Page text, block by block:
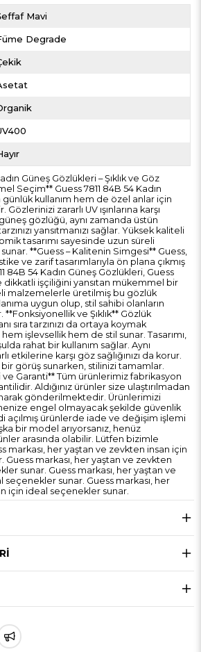
Mavi
Degrade
Güneş Gözlükleri – Şıklık ve Göz
Seçim** Guess 7811 84B 54 Kadın
kullanım hem de özel anlar için
zararlı UV ışınlarına karşı
gözlüğü, aynı zamanda üstün
yansıtmanızı sağlar. Yüksek kaliteli
tasarımı sayesinde uzun süreli
**Guess – Kalitenin Simgesi** Guess,
ve zarif tasarımlarıyla ön plana çıkmış
84B 54 Kadın Güneş Gözlükleri, Guess
dikkatli işçiliğini yansıtan mükemmel bir
malzemelerle üretilmiş bu gözlük
uygun olup, stil sahibi olanların
ve Şıklık** Gözlük
sıra tarzınızı da ortaya koymak
işlevsellik hem de stil sunar. Tasarımı,
rahat bir kullanım sağlar. Aynı
etkilerine karşı göz sağlığınızı da korur.
görüş sunarken, stilinizi tamamlar.
Garanti** Tüm ürünlerimiz fabrikasyon
Aldığınız ürünler size ulaştırılmadan
gönderilmektedir. Ürünlerimizi
engel olmayacak şekilde güvenlik
açılmış ürünlerde iade ve değişim işlemi
bir model arıyorsanız, henüz
arasında olabilir. Lütfen bizimle
markası, her yaştan ve zevkten insan için
markası, her yaştan ve zevkten
sunar. Guess markası, her yaştan ve
sunar. Guess markası, her
için ideal seçenekler sunar.